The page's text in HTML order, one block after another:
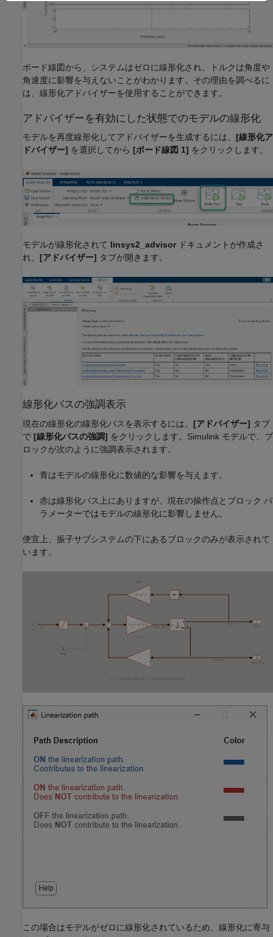
ボード線図から、システムはゼロに線形化され、トルクは角度や
角速度に影響を与えないことがわかります。その理由を調べるに
は、線形化アドバイザーを使用することができます。
アドバイザーを有効にした状態でのモデルの線形化
モデルを再度線形化してアドバイザーを生成するには、 [線形化ア
ドバイザー] を選択してから [ボード線図 1] をクリックします。
モデルが線形化されて linsys2_advisor ドキュメントが作成さ
れ、 [アドバイザー] タブが開きます。
線形化パスの強調表示
現在の線形化の線形化パスを表示するには、 [アドバイザー] タブ
で [線形化パスの強調] をクリックします。Simulink モデルで、ブ
ロックが次のように強調表示されます。
青はモデルの線形化に数値的な影響を与えます。
赤は線形化パス上にありますが、現在の操作点とブロック パ
ラメーターではモデルの線形化に影響しません。
便宜上、振子サブシステムの下にあるブロックのみが表示されて
います。
この場合はモデルがゼロに線形化されているため、線形化に寄与